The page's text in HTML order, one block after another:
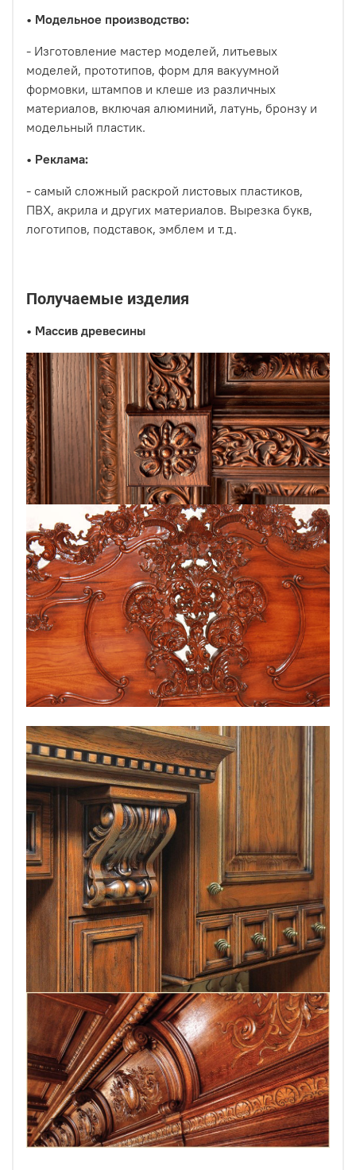
• Модельное производство:
- Изготовление мастер моделей, литьевых
моделей, прототипов, форм для вакуумной
формовки, штампов и клеше из различных
материалов, включая алюминий, латунь, бронзу и
модельный пластик.
• Реклама:
- самый сложный раскрой листовых пластиков,
ПВХ, акрила и других материалов. Вырезка букв,
логотипов, подставок, эмблем и т.д.
Получаемые изделия
• Массив древесины